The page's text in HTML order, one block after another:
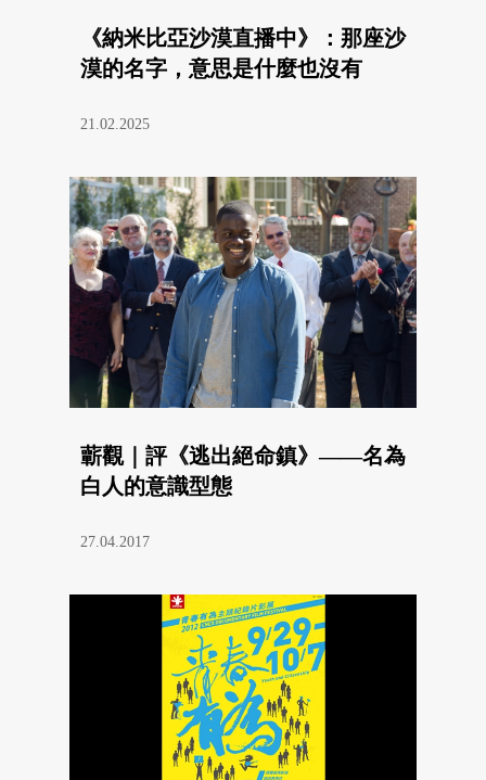
《納米比亞沙漠直播中》：那座沙
漠的名字，意思是什麼也沒有
21.02.2025
蘄觀｜評《逃出絕命鎮》——名為
白人的意識型態
27.04.2017